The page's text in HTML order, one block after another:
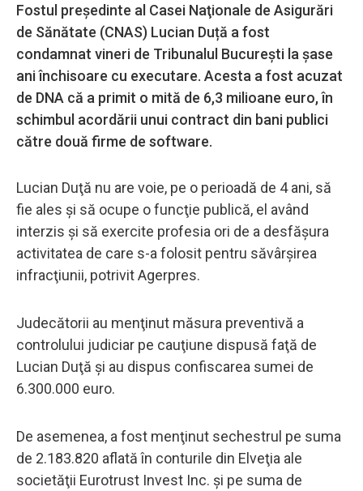
Fostul preşedinte al Casei Naţionale de Asigurări
de Sănătate (CNAS) Lucian Duță a fost
condamnat vineri de Tribunalul Bucureşti la șase
ani închisoare cu executare. Acesta a fost acuzat
de DNA că a primit o mită de 6,3 milioane euro, în
schimbul acordării unui contract din bani publici
către două firme de software.
Lucian Duţă nu are voie, pe o perioadă de 4 ani, să
fie ales şi să ocupe o funcţie publică, el având
interzis şi să exercite profesia ori de a desfăşura
activitatea de care s-a folosit pentru săvârşirea
infracţiunii, potrivit Agerpres.
Judecătorii au menţinut măsura preventivă a
controlului judiciar pe cauţiune dispusă faţă de
Lucian Duţă şi au dispus confiscarea sumei de
6.300.000 euro.
De asemenea, a fost menţinut sechestrul pe suma
de 2.183.820 aflată în conturile din Elveţia ale
societăţii Eurotrust Invest Inc. şi pe suma de